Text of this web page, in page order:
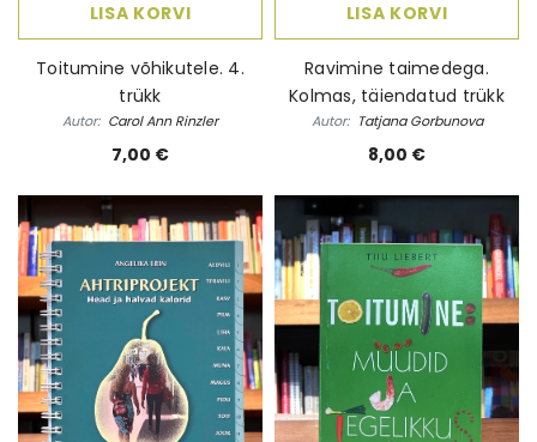
LISA KORVI
Toitumine võhikutele. 4.
trükk
Autor: Carol Ann Rinzler
7,00 €
LISA KORVI
Ravimine taimedega.
Kolmas, täiendatud trükk
Autor: Tatjana Gorbunova
8,00 €